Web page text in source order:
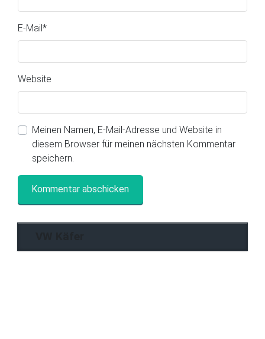
E-Mail *
Website
Meinen Namen, E-Mail-Adresse und Website in
diesem Browser für meinen nächsten Kommentar
speichern.